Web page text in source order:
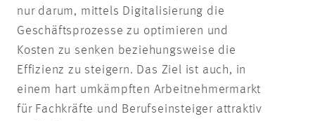
nur darum, mittels Digitalisierung die
Geschäftsprozesse zu optimieren und
Kosten zu senken beziehungsweise die
Effizienz zu steigern. Das Ziel ist auch, in
einem hart umkämpften Arbeitnehmermarkt
für Fachkräfte und Berufseinsteiger attraktiv